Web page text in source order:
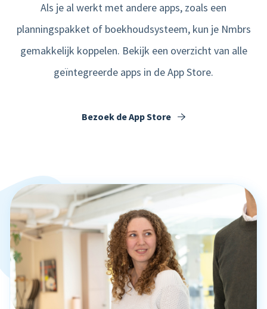
Als je al werkt met andere apps, zoals een
planningspakket of boekhoudsysteem, kun je Nmbrs
gemakkelijk koppelen. Bekijk een overzicht van alle
geïntegreerde apps in de App Store.
Bezoek de App Store